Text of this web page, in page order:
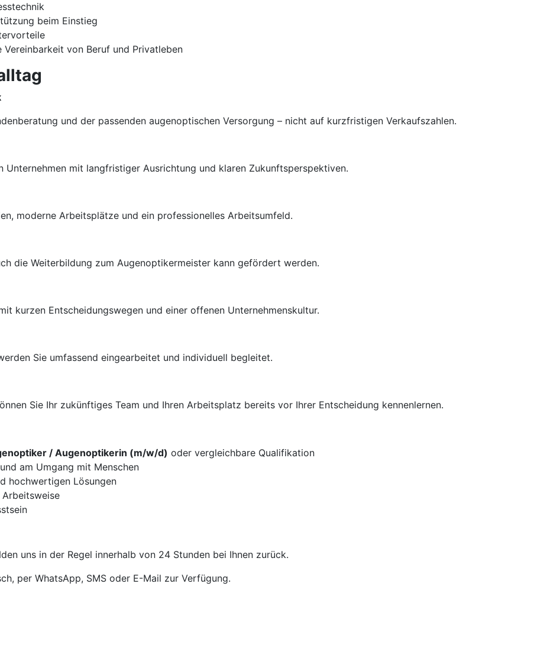
beim Einstieg
von Beruf und Privatleben
und der passenden augenoptischen Versorgung – nicht auf kurzfristigen Verkaufszahlen.
mit langfristiger Ausrichtung und klaren Zukunftsperspektiven.
moderne Arbeitsplätze und ein professionelles Arbeitsumfeld.
die Weiterbildung zum Augenoptikermeister kann gefördert werden.
kurzen Entscheidungswegen und einer offenen Unternehmenskultur.
Sie umfassend eingearbeitet und individuell begleitet.
Sie Ihr zukünftiges Team und Ihren Arbeitsplatz bereits vor Ihrer Entscheidung kennenlernen.
/ Augenoptikerin (m/w/d) oder vergleichbare Qualifikation
am Umgang mit Menschen
hochwertigen Lösungen
uns in der Regel innerhalb von 24 Stunden bei Ihnen zurück.
per WhatsApp, SMS oder E-Mail zur Verfügung.